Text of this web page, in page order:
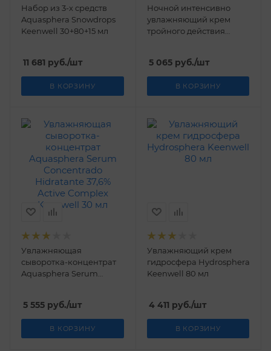
Набор из 3-х средств
Aquasphera Snowdrops
Keenwell 30+80+15 мл
11 681 руб./шт
В КОРЗИНУ
Ночной интенсивно
увлажняющий крем
тройного действия
5 065руб./шт
В КОРЗИНУ
Увлажняющая
сыворотка-концентрат
Aquasphera Serum
Keenwell 30 мл
5 555 руб./шт
В КОРЗИНУ
Увлажняющий крем
гидросфера Hydrosphera
Keenwell 80 мл
4 411 руб./шт
В КОРЗИНУ